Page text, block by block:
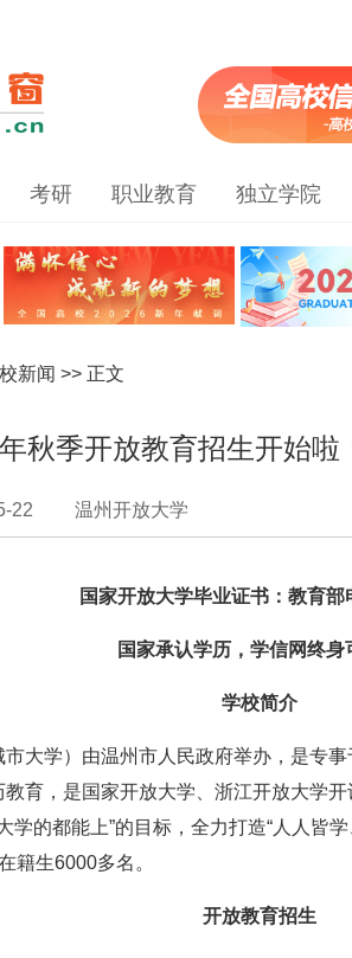
考研 职业教育 独立学院
新闻 >> 正文
秋季开放教育招生开始啦
22 温州开放大学
国家开放大学毕业证书：教育部
国家承认学历，学信网终身
学校简介
大学）由温州市人民政府举办，是专
育，是国家开放大学、浙江开放大学
学的都能上”的目标，全力打造“人人皆
籍生6000多名。
开放教育招生